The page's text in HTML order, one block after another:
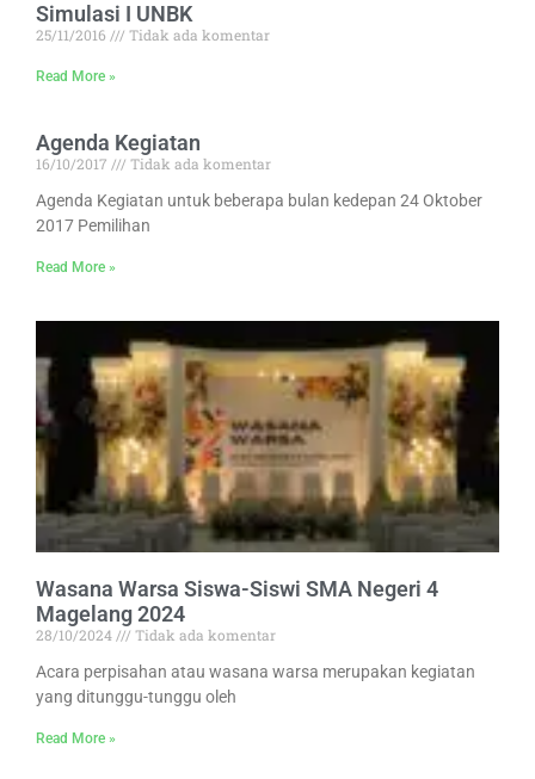
Simulasi I UNBK
25/11/2016 Tidak ada komentar
Read More »
Agenda Kegiatan
16/10/2017
Tidak ada komentar
Agenda Kegiatan untuk beberapa bulan kedepan 24 Oktober
2017 Pemilihan
Read More »
Wasana Warsa Siswa-Siswi SMA Negeri 4
Magelang 2024
28/10/2024
Tidak ada komentar
Acara perpisahan atau wasana warsa merupakan kegiatan
yang ditunggu-tunggu oleh
Read More »